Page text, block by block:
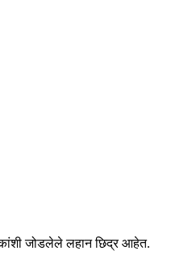
जोडलेले लहान छिद्र आहेत.